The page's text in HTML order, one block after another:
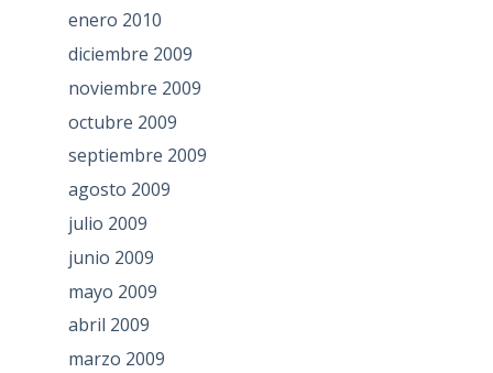
enero 2010
diciembre 2009
noviembre 2009
octubre 2009
septiembre 2009
agosto 2009
julio 2009
junio 2009
mayo 2009
abril 2009
marzo 2009